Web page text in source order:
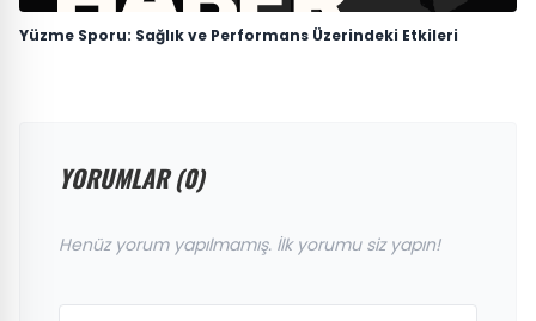
Yüzme Sporu: Sağlık ve Performans Üzerindeki Etkileri
YORUMLAR (0)
Henüz yorum yapılmamış. İlk yorumu siz yapın!